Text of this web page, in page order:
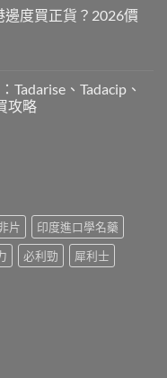
邊度買正貨？2026價
Tadarise、Tadacip、
攻略
片
印度進口學名藥
必利勁
犀利士